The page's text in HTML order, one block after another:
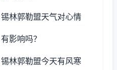
锡林郭勒盟天气对心情
有影响吗？
锡林郭勒盟今天有风寒